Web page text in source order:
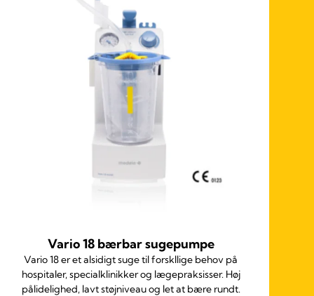
Vario 18 bærbar sugepumpe
Vario 18 er et alsidigt suge til forskllige behov på
hospitaler, specialklinikker og lægepraksisser. Høj
pålidelighed, lavt støjniveau og let at bære rundt.